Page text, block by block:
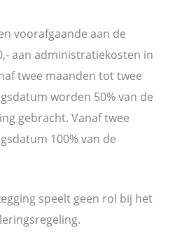
voorafgaande aan de
aan administratiekosten in
twee maanden tot twee
worden 50% van de
gebracht. Vanaf twee
100% van de
speelt geen rol bij het